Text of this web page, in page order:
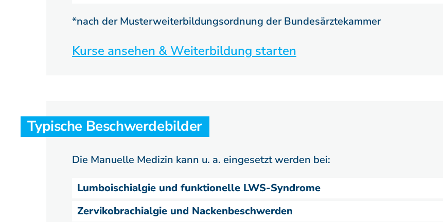
*nach der Musterweiterbildungsordnung der Bundesärztekammer
Kurse ansehen & Weiterbildung starten
Typische Beschwerdebilder
Die Manuelle Medizin kann u. a. eingesetzt werden bei:
Lumboischialgie und funktionelle LWS-Syndrome
Zervikobrachialgie und Nackenbeschwerden